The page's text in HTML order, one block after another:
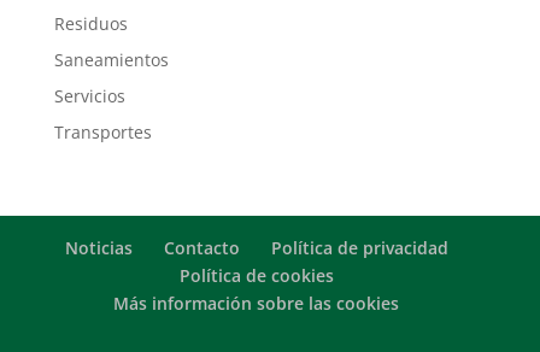
Residuos
Saneamientos
Servicios
Transportes
Noticias Contacto
Política de privacidad
Política de cookies
Más información sobre las cookies